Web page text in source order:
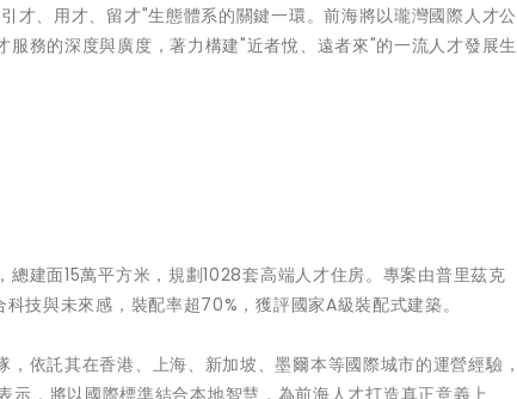
才、用才、留才"生態體系的關鍵一環。前海將以瓏灣國際人才公
務的深度與廣度，著力構建"近者悅、遠者來"的一流人才發展生
建面15萬平方米，規劃1028套高端人才住房。專案由普里茲克
技與未來感，裝配率超70%，獲評國家A級裝配式建築。
依託其在香港、上海、新加坡、墨爾本等國際城市的運營經驗，